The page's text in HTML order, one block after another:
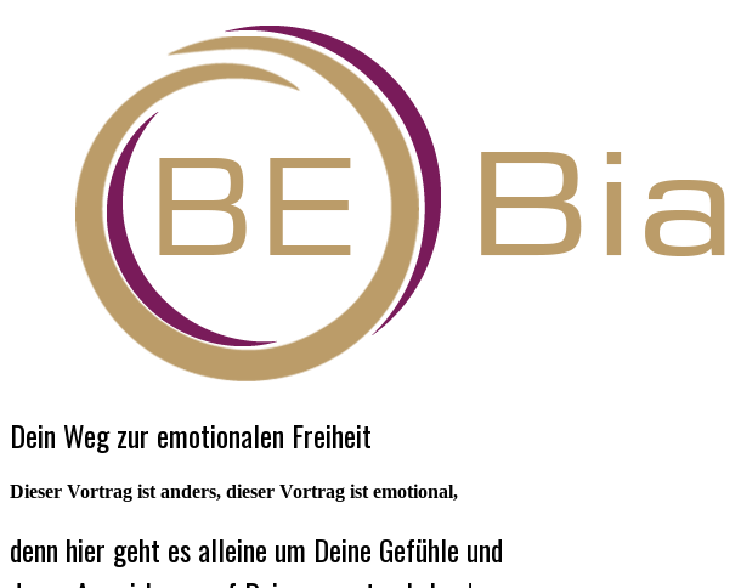
Dein Weg zur emotionalen Freiheit
Dieser Vortrag ist anders, dieser Vortrag ist emotional,
denn hier geht es alleine um Deine Gefühle und